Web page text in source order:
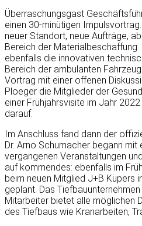
Überraschungsgast
einen 30-minütigen
neuer Standort, neue Aufträge,
Bereich der
ebenfalls die innovativen
Bereich der ambulanten
Vortrag mit einer offenen
Ploeger die Mitglieder der
einer Frühjahrsvisite im Jahr
darauf.
Im Anschluss fand dann der
Dr. Arno Schumacher begann
vergangenen Veranstaltungen
auf kommendes: ebenfalls im
beim neuen Mitglied J+B Küpers
geplant. Das
Mitarbeiter bietet alle möglichen
des Tiefbaus wie Kranarbeiten,